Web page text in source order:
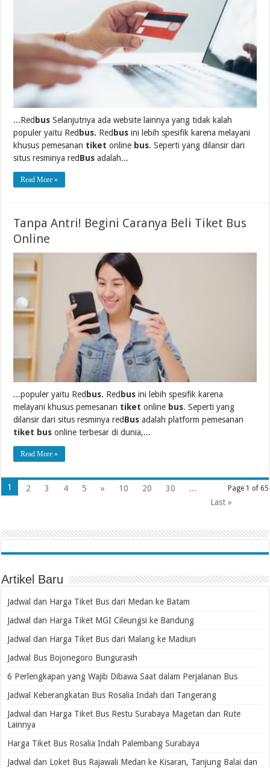
...Red bus Selanjutnya ada website lainnya yang tidak kalah
populer yaitu Red bus. Red bus ini lebih spesifik karena melayani
khusus pemesanan tiket online bus. Seperti yang dilansir dari
situs resminya redBus adalah...
Read More »
Tanpa Antri! Begini Caranya Beli Tiket Bus
Online
...populer yaitu Red bus. Red bus ini lebih spesifik karena
melayani khusus pemesanan tiket online bus. Seperti yang
dilansir dari situs resminya redBus adalah platform pemesanan
tiket bus online terbesar di dunia,...
Read More »
Page 1 of 65
1 2 3 4 5 » 10 20 30
...
Last »
Artikel Baru
Jadwal dan Harga Tiket Bus dari Medan ke Batam
Jadwal dan Harga Tiket MGI Cileungsi ke Bandung
Jadwal dan Harga Tiket Bus dari Malang ke Madiun
Jadwal Bus Bojonegoro Bungurasih
6 Perlengkapan yang Wajib Dibawa Saat dalam Perjalanan Bus
Jadwal Keberangkatan Bus Rosalia Indah dari Tangerang
Jadwal dan Harga Tiket Bus Restu Surabaya Magetan dan Rute
Lainnya
Harga Tiket Bus Rosalia Indah Palembang Surabaya
Jadwal dan Loket Bus Rajawali Medan ke Kisaran, Tanjung Balai dan